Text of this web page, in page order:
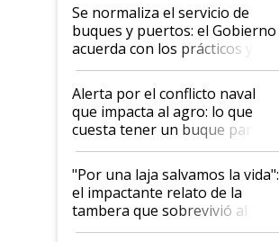
Se normaliza el servicio de
buques y puertos: el Gobierno
acuerda con los prácticos y
suspende el decreto de
desregulación
Alerta por el conflicto naval
que impacta al agro: lo que
cuesta tener un buque parado
y el peligro de que Argentina
pase a ser "país sucio"
"Por una laja salvamos la vida":
el impactante relato de la
tambera que sobrevivió al
tornado